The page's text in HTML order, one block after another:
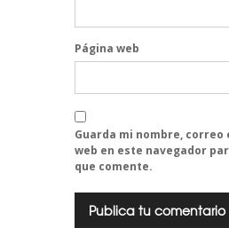
Página web
Guarda mi nombre,
web en este navegador
que comente.